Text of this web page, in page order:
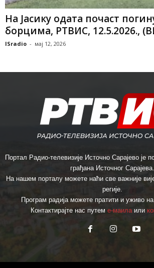
На Јасику одата почаст
борцима, РТВИС, 12.5.2026.,
ISradio - мај 12, 2026
Портал Радио-телевизије Источно Сарајево је
грађана Источног Сарајева.
На нашем порталу можете наћи све важније
регије.
Програм радија можете пратити и уживо
Контактирајте нас путем е-маилаили